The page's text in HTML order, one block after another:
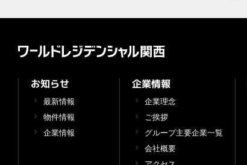
お知らせ
最新情報
物件情報
企業情報
企業情報
企業理念
ご挨拶
グループ主要企業一覧
会社概要